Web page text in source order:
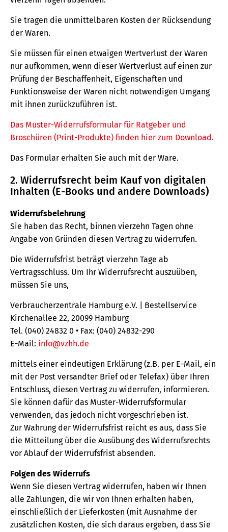
Sie tragen die unmittelbaren Kosten der Rücksendung
der Waren.
Sie müssen für einen etwaigen Wertverlust der Waren
nur aufkommen, wenn dieser Wertverlust auf einen zur
Prüfung der Beschaffenheit, Eigenschaften und
Funktionsweise der Waren nicht notwendigen Umgang
mit ihnen zurückzuführen ist.
Das Muster-Widerrufsformular für Ratgeber und
Broschüren (Print-Produkte) finden hier zum Download.
Das Formular erhalten Sie auch mit der Ware.
2. Widerrufsrecht beim Kauf von digitalen
Inhalten (E-Books und andere Downloads)
Widerrufsbelehrung
Sie haben das Recht, binnen vierzehn Tagen ohne
Angabe von Gründen diesen Vertrag zu widerrufen.
Die Widerrufsfrist beträgt vierzehn Tage ab
Vertragsschluss. Um Ihr Widerrufsrecht auszuüben,
müssen Sie uns,
Verbraucherzentrale Hamburg e.V. | Bestellservice
Kirchenallee 22, 20099 Hamburg
Tel. (040) 24832 0 • Fax: (040) 24832-290
E-Mail: info@vzhh.de
mittels einer eindeutigen Erklärung (z.B. per E-Mail, ein
mit der Post versandter Brief oder Telefax) über Ihren
Entschluss, diesen Vertrag zu widerrufen, informieren.
Sie können dafür das Muster-Widerrufsformular
verwenden, das jedoch nicht vorgeschrieben ist.
Zur Wahrung der Widerrufsfrist reicht es aus, dass Sie
die Mitteilung über die Ausübung des Widerrufsrechts
vor Ablauf der Widerrufsfrist absenden.
Folgen des Widerrufs
Wenn Sie diesen Vertrag widerrufen, haben wir Ihnen
alle Zahlungen, die wir von Ihnen erhalten haben,
einschließlich der Lieferkosten (mit Ausnahme der
zusätzlichen Kosten, die sich daraus ergeben, dass Sie